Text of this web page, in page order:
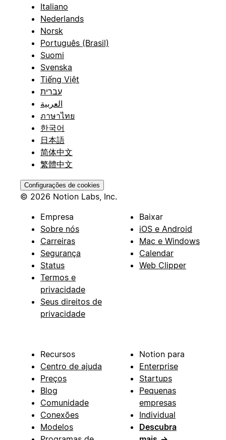
Italiano
Nederlands
Norsk
Português (Brasil)
Suomi
Svenska
Tiếng Việt
עברית
العربية
ภาษาไทย
한국어
日本語
简体中文
繁體中文
Configurações de cookies
© 2026 Notion Labs, Inc.
Empresa
Sobre nós
Carreiras
Segurança
Status
Termos e
privacidade
Seus direitos de
privacidade
Baixar
iOS e Android
Mac e Windows
Calendar
Web Clipper
Recursos
Centro de ajuda
Preços
Blog
Comunidade
Conexões
Modelos
Notion para
Enterprise
Startups
Pequenas
empresas
Individual
Descubra